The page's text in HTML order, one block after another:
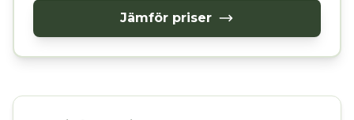
Jämför priser